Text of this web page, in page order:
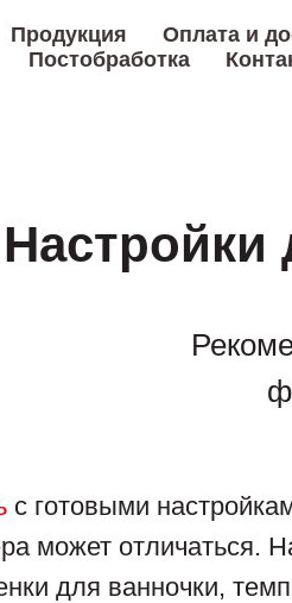
Продукция Оплата и
Постобработка
Настройки
с готовыми
может отличаться.
для ванночки,